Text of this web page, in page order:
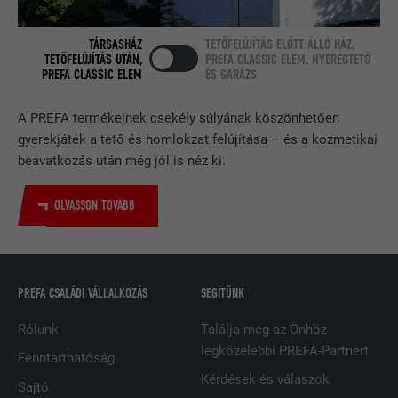
A PREFA termékeinek csekély súlyának köszönhetően
gyerekjáték a tető és homlokzat felújítása – és a kozmetikai
beavatkozás után még jól is néz ki.
OLVASSON TOVÁBB
TÁRSASHÁZ
TETŐFELÚJÍTÁS UTÁN,
PREFA CLASSIC ELEM
TETŐFELÚJÍTÁS ELŐTT ÁLLÓ HÁZ,
PREFA CLASSIC ELEM, NYEREGTETŐ
ÉS GARÁZS
PREFA CSALÁDI VÁLLALKOZÁS
Rólunk
Fenntarthatóság
Sajtó
SEGÍTÜNK
Találja meg az Önhöz
legközelebbi PREFA-Partnert
Kérdések és válaszok
CÉL
beágyazott szolgáltatások nyomon
SZOLGÁLTATÓ LinkedIn
beágyazott szolgáltatások nyomon
NÉV UserMatchHistory